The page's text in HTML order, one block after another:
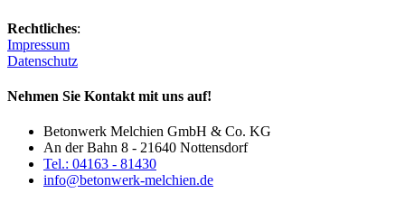
Rechtliches:
Impressum
Datenschutz
Nehmen Sie Kontakt mit uns auf!
Betonwerk Melchien GmbH & Co. KG
An der Bahn 8 - 21640 Nottensdorf
Tel.: 04163 - 81430
info@betonwerk-melchien.de